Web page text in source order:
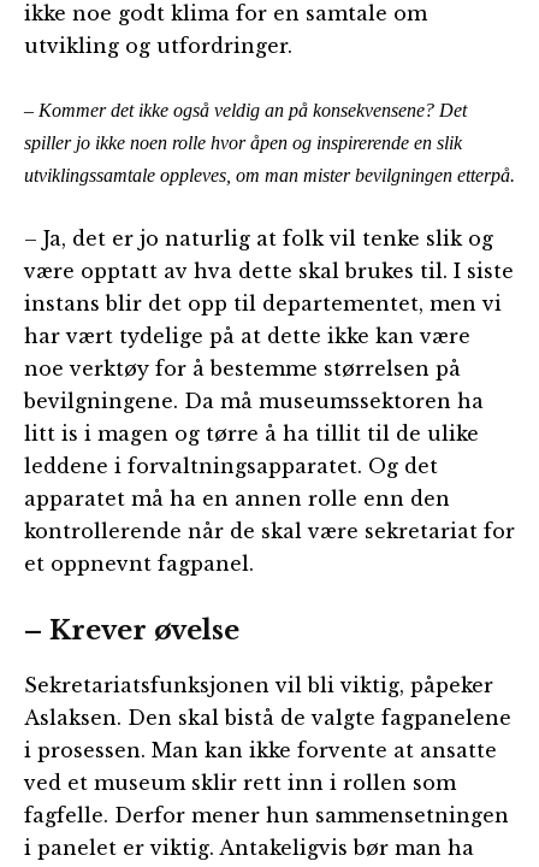
ikke noe godt klima for en samtale om
utvikling og utfordringer.
– Kommer det ikke også veldig an på konsekvensene? Det
spiller jo ikke noen rolle hvor åpen og inspirerende en slik
utviklingssamtale oppleves, om man mister bevilgningen etterpå.
– Ja, det er jo naturlig at folk vil tenke slik og
være opptatt av hva dette skal brukes til. I siste
instans blir det opp til departementet, men vi
har vært tydelige på at dette ikke kan være
noe verktøy for å bestemme størrelsen på
bevilgningene. Da må museumssektoren ha
litt is i magen og tørre å ha tillit til de ulike
leddene i forvaltningsapparatet. Og det
apparatet må ha en annen rolle enn den
kontrollerende når de skal være sekretariat for
et oppnevnt fagpanel.
– Krever øvelse
Sekretariatsfunksjonen vil bli viktig, påpeker
Aslaksen. Den skal bistå de valgte fagpanelene
i prosessen. Man kan ikke forvente at ansatte
ved et museum sklir rett inn i rollen som
fagfelle. Derfor mener hun sammensetningen
i panelet er viktig. Antakeligvis bør man ha